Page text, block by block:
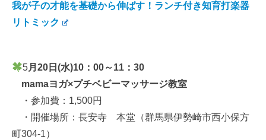
我が子の才能を基礎から伸ばす！ランチ付き知育打楽器
リトミック
5月20日(水)10：00～11：30
mamaヨガ×プチベビーマッサージ教室
・参加費：1,500円
・開催場所：長安寺 本堂（群馬県伊勢崎市西小保方
町304-1）